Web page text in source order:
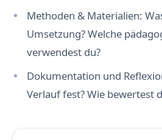
Methoden & Materialien:
Umsetzung? Welche
verwendest du?
Dokumentation und
Verlauf fest? Wie bewertest